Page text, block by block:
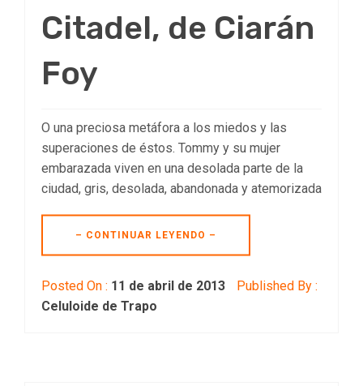
Citadel, de Ciarán
Foy
O una preciosa metáfora a los miedos y las
superaciones de éstos. Tommy y su mujer
embarazada viven en una desolada parte de la
ciudad, gris, desolada, abandonada y atemorizada
– CONTINUAR LEYENDO –
Posted On : 11 de abril de 2013
Published By :
Celuloide de Trapo